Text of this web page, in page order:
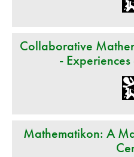
Collaborative
-
Mathematikon: A